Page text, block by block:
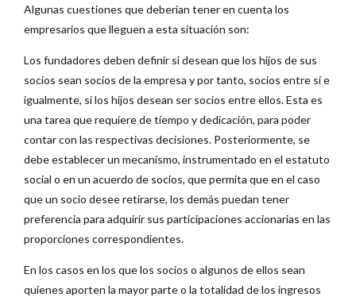
Algunas cuestiones que deberían tener en cuenta los
empresarios que lleguen a esta situación son:
Los fundadores deben definir si desean que los hijos de sus
socios sean socios de la empresa y por tanto, socios entre sí e
igualmente, si los hijos desean ser socios entre ellos. Esta es
una tarea que requiere de tiempo y dedicación, para poder
contar con las respectivas decisiones. Posteriormente, se
debe establecer un mecanismo, instrumentado en el estatuto
social o en un acuerdo de socios, que permita que en el caso
que un socio desee retirarse, los demás puedan tener
preferencia para adquirir sus participaciones accionarias en las
proporciones correspondientes.
En los casos en los que los socios o algunos de ellos sean
quienes aporten la mayor parte o la totalidad de los ingresos